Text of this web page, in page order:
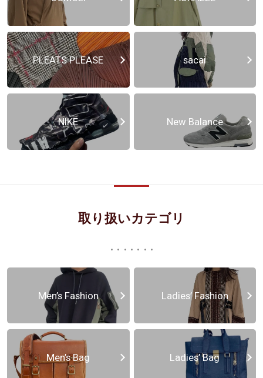
PLEATS PLEASE sacai
NIKE New Balance
取り扱いカテゴリ
Men’s Fashion Ladies’ Fashion
Men’s Bag Ladies’ Bag